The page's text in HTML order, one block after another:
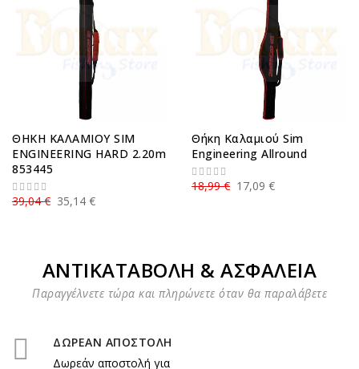
ΘΗΚΗ ΚΑΛΑΜΙΟΥ SIM
ENGINEERING HARD 2.20m
853445
35,14 €
39,04 €
Θήκη Καλαμιού Sim
Engineering Allround
17,09 €
18,99 €
ΑΝΤΙΚΑΤΑΒΟΛΗ & ΑΣΦΑΛΕΙΑ
Παραγγέλνετε τώρα και πληρώνετε όταν θα παραλάβετε
ΔΩΡΕΑΝ ΑΠΟΣΤΟΛΗ
Δωρεάν αποστολή για